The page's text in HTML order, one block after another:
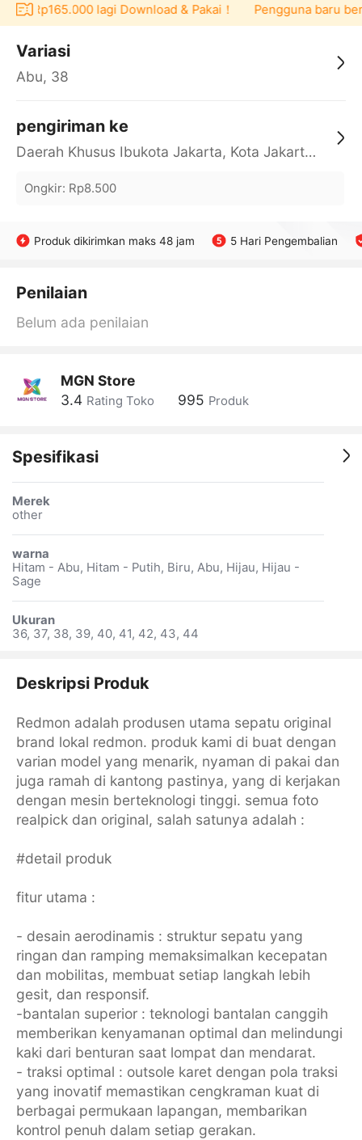
Rp165.000 lagi Download & Pakai！ Pengguna baru
Variasi
Abu, 38
pengiriman ke
Daerah Khusus Ibukota Jakarta, Kota Jakarta Barat, Cengkareng, yy
Ongkir: Rp8.500
Produk dikirimkan maks 48 jam 5 Hari Pengembalian
Penilaian
Belum ada penilaian
MGN Store
3.4 Rating Toko 995 Produk
Spesifikasi
Merek
other
warna
Hitam - Abu, Hitam - Putih, Biru, Abu, Hijau, Hijau -
Sage
Ukuran
36, 37, 38, 39, 40, 41, 42, 43, 44
Deskripsi Produk
Redmon adalah produsen utama sepatu original
brand lokal redmon. produk kami di buat dengan
varian model yang menarik, nyaman di pakai dan
juga ramah di kantong pastinya, yang di kerjakan
dengan mesin berteknologi tinggi. semua foto
realpick dan original, salah satunya adalah :
#detail produk
fitur utama :
- desain aerodinamis : struktur sepatu yang
ringan dan ramping memaksimalkan kecepatan
dan mobilitas, membuat setiap langkah lebih
gesit, dan responsif.
-bantalan superior : teknologi bantalan canggih
memberikan kenyamanan optimal dan melindungi
kaki dari benturan saat lompat dan mendarat.
- traksi optimal : outsole karet dengan pola traksi
yang inovatif memastikan cengkraman kuat di
berbagai permukaan lapangan, membarikan
kontrol penuh dalam setiap gerakan.